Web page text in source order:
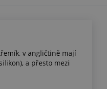
v angličtině mají
a přesto mezi